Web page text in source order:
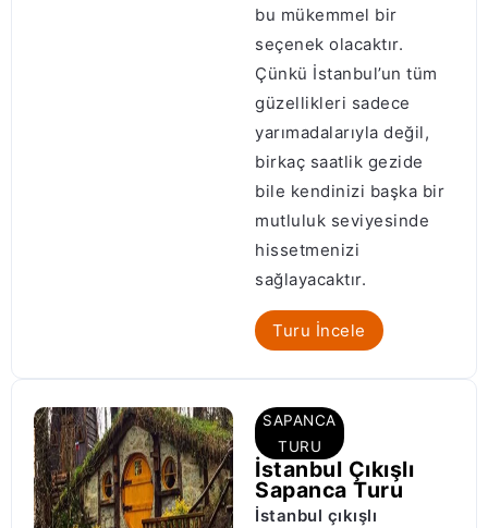
bu mükemmel bir
seçenek olacaktır.
Çünkü İstanbul’un tüm
güzellikleri sadece
yarımadalarıyla değil,
birkaç saatlik gezide
bile kendinizi başka bir
mutluluk seviyesinde
hissetmenizi
sağlayacaktır.
Turu İncele
SAPANCA
TURU
İstanbul Çıkışlı
Sapanca Turu
İstanbul çıkışlı